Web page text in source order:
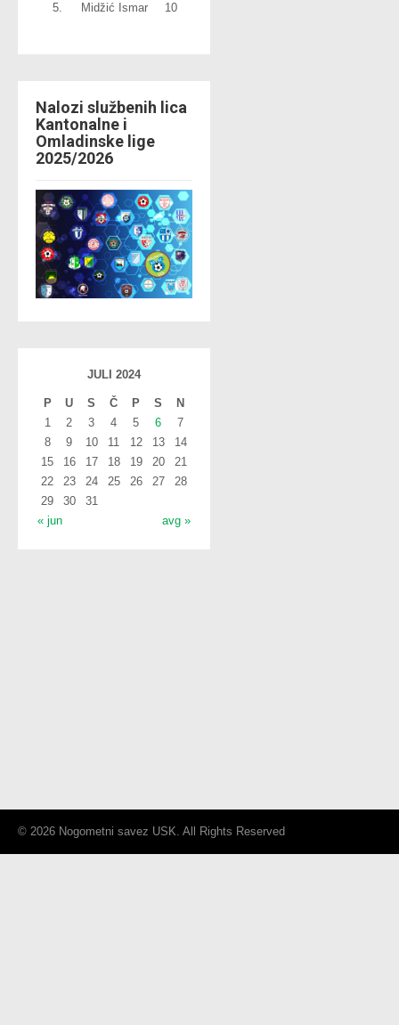
5. Midžić Ismar 10
Nalozi službenih lica
Kantonalne i
Omladinske lige
2025/2026
JULI 2024
P U S Č P S N
« jun avg »
1 2 3 4 5 6
7
8
9 10 11 12 13
14
15
16 17 18 19 20
21
22
23 24 25 26 27
28
29
30 31
© 2026 Nogometni savez USK. All Rights Reserved